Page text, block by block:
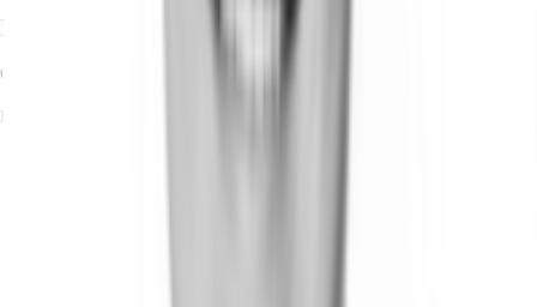
Ihr Kontakt
Christian Lütter